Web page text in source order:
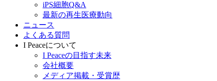
iPS細胞Q&A
最新の再生医療動向
ニュース
よくある質問
I Peaceについて
I Peaceの目指す未来
会社概要
メディア掲載・受賞歴